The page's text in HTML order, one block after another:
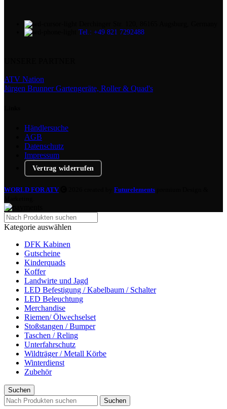
Tel.: +49 821 7292488
ATV Nation
Jürgen Brunner Gartengeräte, Roller & Quad's
Händlersuche
AGB
Datenschutz
Impressum
Vertrag widerrufen
WORLD FOR ATV Futurelements
Kategorie auswählen
DFK Kabinen
Gutscheine
Kinderquads
Koffer
Landwirte und Jagd
LED Befestigung / Kabelbaum / Schalter
LED Beleuchtung
Merchandise
Riemen/ Ölwechselset
Stoßstangen / Bumper
Taschen / Reling
Unterfahrschutz
Wildträger / Metall Körbe
Winterdienst
Zubehör
Suchen
Suchen